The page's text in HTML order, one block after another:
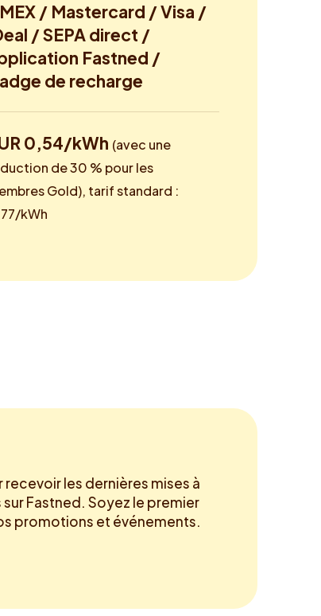
/ Mastercard / Visa /
/ SEPA direct /
Fastned /
de recharge
0,54/kWh (avec une
de 30 % pour les
Gold), tarif standard :
kWh
les dernières mises à
Fastned. Soyez le premier
promotions et événements.